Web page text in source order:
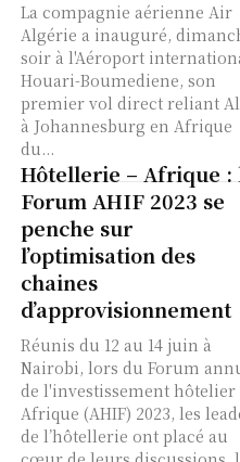
La compagnie aérienne Air
Algérie a inauguré,
soir à l'Aéroport
Houari-Boumediene, son
premier vol direct reliant
à Johannesburg en Afrique
du...
Hôtellerie – Afrique :
Forum AHIF 2023 se
penche sur
l’optimisation des
chaines
d’approvisionnement
Réunis du 12 au 14 juin à
Nairobi, lors du Forum
de l'investissement hôtelier
Afrique (AHIF) 2023, les
de l’hôtellerie ont placé au